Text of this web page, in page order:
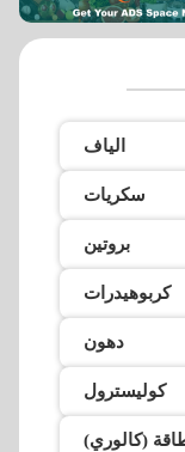
الياف
سكريات
بروتين
كربوهيدرات
دهون
كوليسترول
(كالوري)